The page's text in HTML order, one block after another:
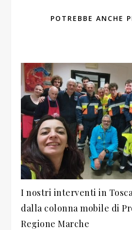
POTREBBE ANCHE
I nostri interventi in
dalla colonna mobile di
Regione Marche